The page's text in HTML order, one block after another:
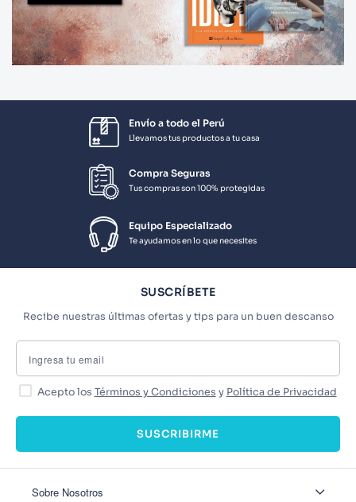
Envío a todo el Perú
Llevamos tus productos a tu casa
Compra Seguras
Tus compras son 100% protegidas
Equipo Especializado
Te ayudamos en lo que necesites
SUSCRÍBETE
Recibe nuestras últimas ofertas y tips para un buen descanso
Acepto los Términos y Condiciones y Política de Privacidad
SUSCRIBIRME
Sobre Nosotros